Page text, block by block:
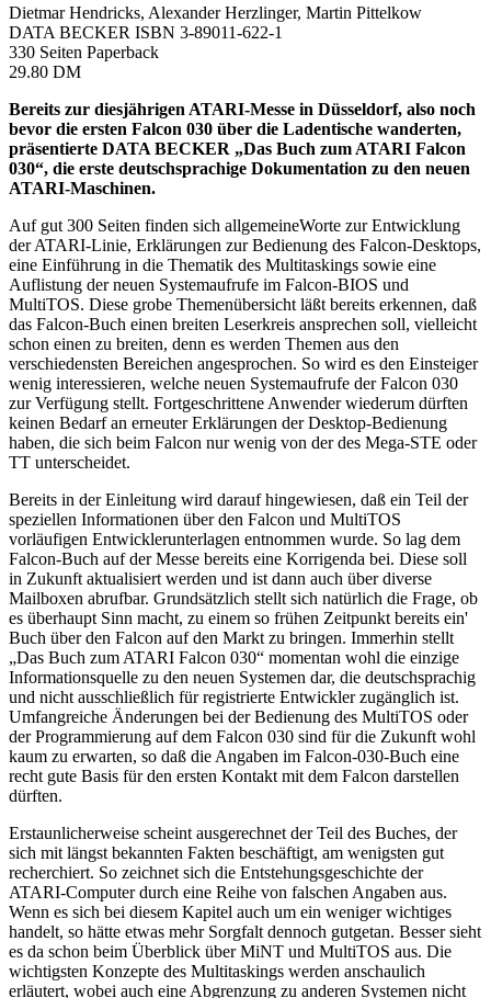
Dietmar Hendricks, Alexander Herzlinger, Martin Pittelkow
DATA BECKER ISBN 3-89011-622-1
330 Seiten Paperback
29.80 DM
Bereits zur diesjährigen ATARI-Messe in Düsseldorf, also noch
bevor die ersten Falcon 030 über die Ladentische wanderten,
präsentierte DATA BECKER „Das Buch zum ATARI Falcon
030“, die erste deutschsprachige Dokumentation zu den neuen
ATARI-Maschinen.
Auf gut 300 Seiten finden sich allgemeineWorte zur Entwicklung
der ATARI-Linie, Erklärungen zur Bedienung des Falcon-Desktops,
eine Einführung in die Thematik des Multitaskings sowie eine
Auflistung der neuen Systemaufrufe im Falcon-BIOS und
MultiTOS. Diese grobe Themenübersicht läßt bereits erkennen, daß
das Falcon-Buch einen breiten Leserkreis ansprechen soll, vielleicht
schon einen zu breiten, denn es werden Themen aus den
verschiedensten Bereichen angesprochen. So wird es den Einsteiger
wenig interessieren, welche neuen Systemaufrufe der Falcon 030
zur Verfügung stellt. Fortgeschrittene Anwender wiederum dürften
keinen Bedarf an erneuter Erklärungen der Desktop-Bedienung
haben, die sich beim Falcon nur wenig von der des Mega-STE oder
TT unterscheidet.
Bereits in der Einleitung wird darauf hingewiesen, daß ein Teil der
speziellen Informationen über den Falcon und MultiTOS
vorläufigen Entwicklerunterlagen entnommen wurde. So lag dem
Falcon-Buch auf der Messe bereits eine Korrigenda bei. Diese soll
in Zukunft aktualisiert werden und ist dann auch über diverse
Mailboxen abrufbar. Grundsätzlich stellt sich natürlich die Frage, ob
es überhaupt Sinn macht, zu einem so frühen Zeitpunkt bereits ein'
Buch über den Falcon auf den Markt zu bringen. Immerhin stellt
„Das Buch zum ATARI Falcon 030“ momentan wohl die einzige
Informationsquelle zu den neuen Systemen dar, die deutschsprachig
und nicht ausschließlich für registrierte Entwickler zugänglich ist.
Umfangreiche Änderungen bei der Bedienung des MultiTOS oder
der Programmierung auf dem Falcon 030 sind für die Zukunft wohl
kaum zu erwarten, so daß die Angaben im Falcon-030-Buch eine
recht gute Basis für den ersten Kontakt mit dem Falcon darstellen
dürften.
Erstaunlicherweise scheint ausgerechnet der Teil des Buches, der
sich mit längst bekannten Fakten beschäftigt, am wenigsten gut
recherchiert. So zeichnet sich die Entstehungsgeschichte der
ATARI-Computer durch eine Reihe von falschen Angaben aus.
Wenn es sich bei diesem Kapitel auch um ein weniger wichtiges
handelt, so hätte etwas mehr Sorgfalt dennoch gutgetan. Besser sieht
es da schon beim Überblick über MiNT und MultiTOS aus. Die
wichtigsten Konzepte des Multitaskings werden anschaulich
erläutert, wobei auch eine Abgrenzung zu anderen Systemen nicht